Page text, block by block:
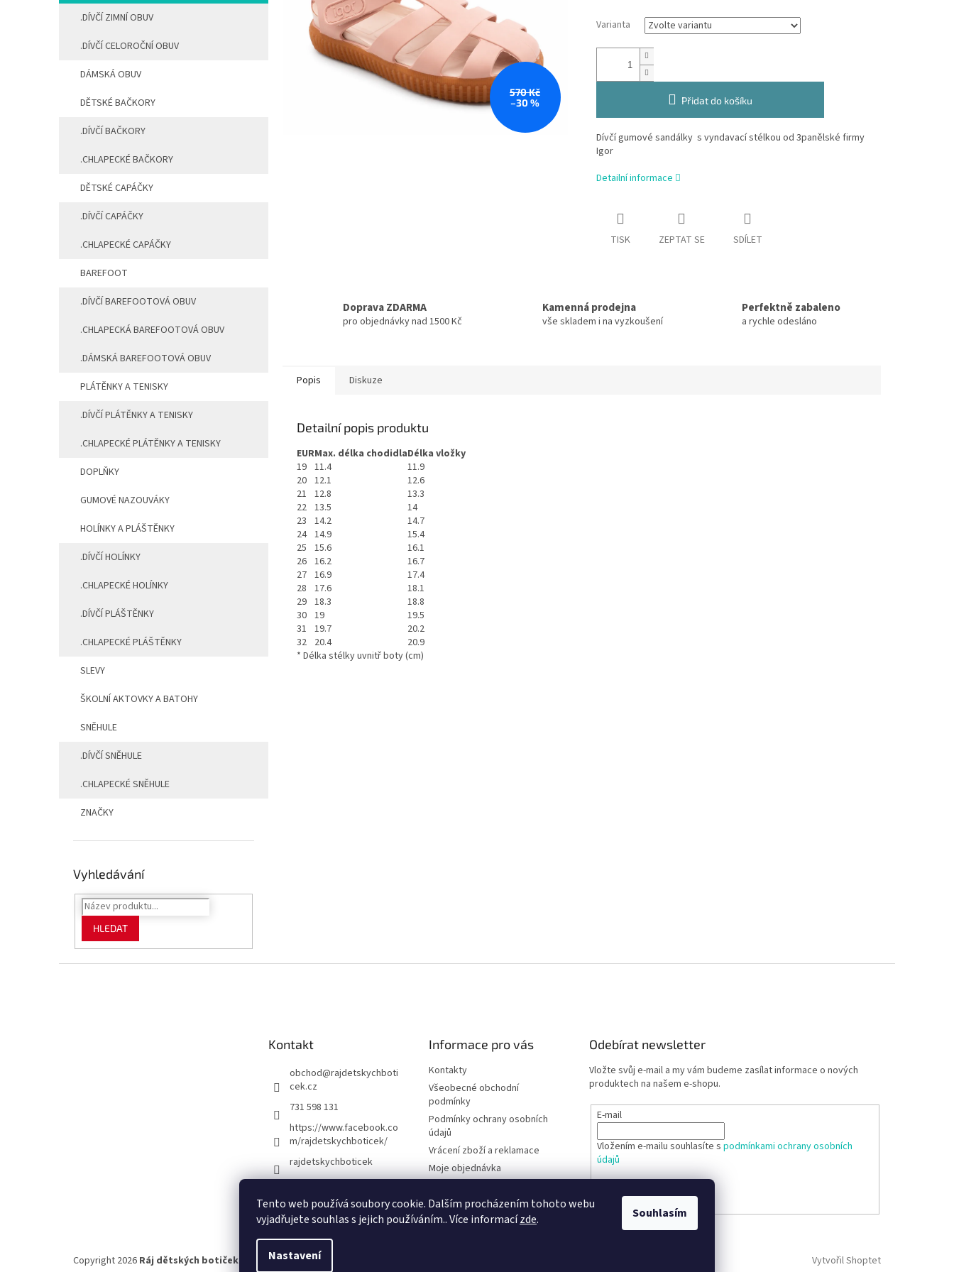
Tento web používá soubory cookie. Dalším procházením tohoto webu
vyjadřujete souhlas s jejich používáním.. Více informacízde.
Nastavení
Souhlasím
.DÍVČÍ ZIMNÍ OBUV
.DÍVČÍ CELOROČNÍ OBUV
DÁMSKÁ OBUV
DĚTSKÉ BAČKORY
.DÍVČÍ BAČKORY
.CHLAPECKÉ BAČKORY
DĚTSKÉ CAPÁČKY
.DÍVČÍ CAPÁČKY
.CHLAPECKÉ CAPÁČKY
BAREFOOT
.DÍVČÍ BAREFOOTOVÁ OBUV
.CHLAPECKÁ BAREFOOTOVÁ OBUV
.DÁMSKÁ BAREFOOTOVÁ OBUV
PLÁTĚNKY A TENISKY
.DÍVČÍ PLÁTĚNKY A TENISKY
.CHLAPECKÉ PLÁTĚNKY A TENISKY
DOPLŇKY
GUMOVÉ NAZOUVÁKY
HOLÍNKY A PLÁŠTĚNKY
.DÍVČÍ HOLÍNKY
.CHLAPECKÉ HOLÍNKY
.DÍVČÍ PLÁŠTĚNKY
.CHLAPECKÉ PLÁŠTĚNKY
SLEVY
ŠKOLNÍ AKTOVKY A BATOHY
SNĚHULE
.DÍVČÍ SNĚHULE
.CHLAPECKÉ SNĚHULE
ZNAČKY
Vyhledávání
HLEDAT
570 Kč
–30 %
Varianta
Přidat do košíku
Dívčí gumové sandálky s vyndavací stélkou od 3panělské firmy
Igor
Detailní informace
TISK ZEPTAT SE SDÍLET
Doprava ZDARMA
pro objednávky nad 1500 Kč
Kamenná prodejna
vše skladem i na vyzkoušení
Perfektně zabaleno
a rychle odesláno
Popis Diskuze
Detailní popis produktu
EURMax. délka chodidlaDélka vložky
19 11.4
11.9
20 12.1
12.6
21 12.8
13.3
22 13.5
14
23 14.2
14.7
24 14.9
15.4
25 15.6
16.1
26 16.2
16.7
27 16.9
17.4
28 17.6
18.1
29 18.3
18.8
30 19
19.5
31 19.7
20.2
32 20.4
20.9
* Délka stélky uvnitř boty (cm)
Kontakt
obchod@rajdetskychboti
cek.cz
731 598 131
https://www.facebook.co
m/rajdetskychboticek/
rajdetskychboticek
Informace pro vás
Kontakty
Všeobecné obchodní
podmínky
Podmínky ochrany osobních
údajů
Vrácení zboží a reklamace
Moje objednávka
Barefoot obuv - Poradna
Odebírat newsletter
Vložte svůj e-mail a my vám budeme zasílat informace o nových
produktech na našem e-shopu.
E-mail
Vložením e-mailu souhlasíte spodmínkami ochrany osobních
údajů
Vytvořil Shoptet
Copyright 2026 Ráj dětských botiček . Všechna práva vyhrazena.